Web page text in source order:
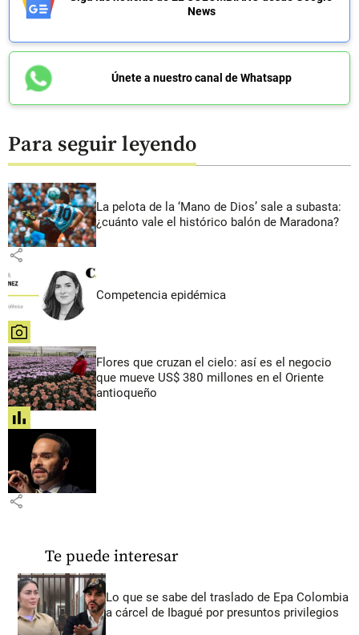
News
Únete a nuestro canal de Whatsapp
Para seguir leyendo
La pelota de la ‘Mano de Dios’ sale a subasta:
¿cuánto vale el histórico balón de Maradona?
share
Competencia epidémica
share
Flores que cruzan el cielo: así es el negocio
que mueve US$ 380 millones en el Oriente
antioqueño
share
share
Te puede interesar
Lo que se sabe del traslado de Epa Colombia
a cárcel de Ibagué por presuntos privilegios